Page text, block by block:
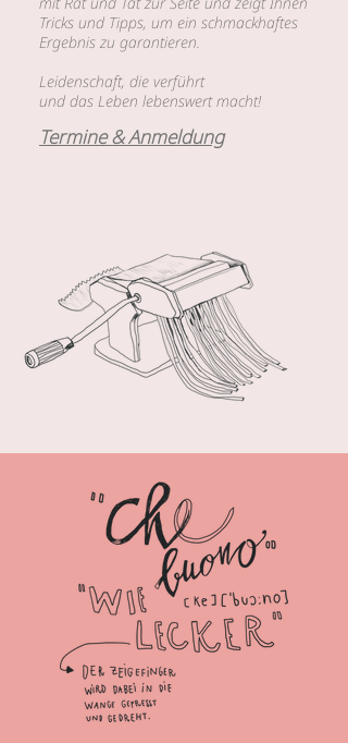
Tricks und Tipps, um ein schmackhaftes
Ergebnis zu garantieren.
Leidenschaft, die verführt
und das Leben lebenswert macht!
Termine & Anmeldung